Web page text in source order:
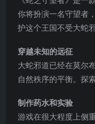
你将扮演一名守望者
护这个王国不受大蛇
穿越未知的远征
大蛇邪道已经在莫尔
自然秩序的平衡。探
制作药水和实验
游戏在很大程度上侧